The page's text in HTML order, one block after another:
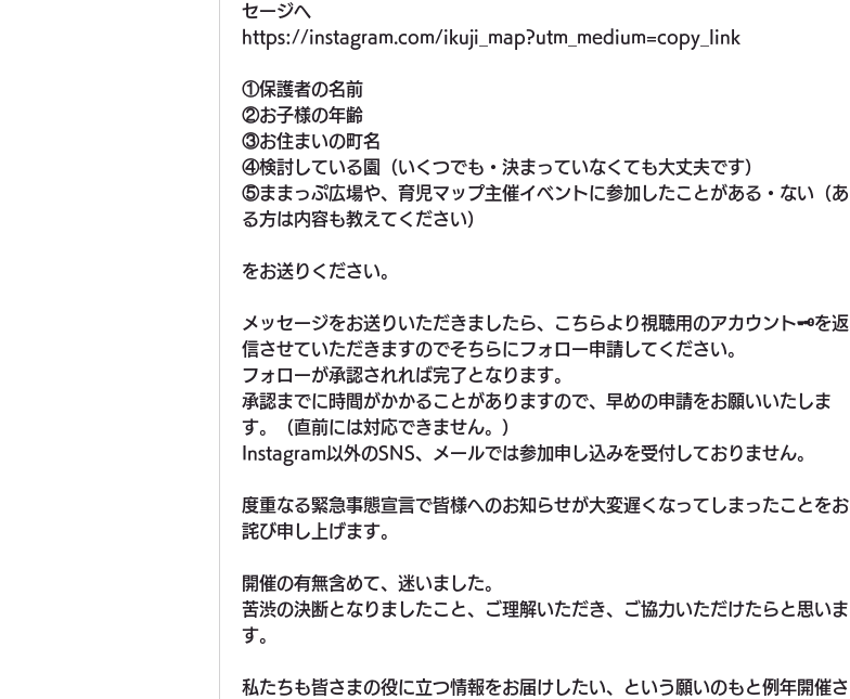
セージへ
https://instagram.com/ikuji_map?utm_medium=copy_link
①保護者の名前
②お子様の年齢
③お住まいの町名
④検討している園（いくつでも・決まっていなくても大丈夫です）
⑤ままっぷ広場や、育児マップ主催イベントに参加したことがある・ない（あ
る方は内容も教えてください）
をお送りください。
メッセージをお送りいただきましたら、こちらより視聴用のアカウント🗝を返
信させていただきますのでそちらにフォロー申請してください。
フォローが承認されれば完了となります。
承認までに時間がかかることがありますので、早めの申請をお願いいたしま
す。（直前には対応できません。）
Instagram以外のSNS、メールでは参加申し込みを受付しておりません。
度重なる緊急事態宣言で皆様へのお知らせが大変遅くなってしまったことをお
詫び申し上げます。
開催の有無含めて、迷いました。
苦渋の決断となりましたこと、ご理解いただき、ご協力いただけたらと思いま
す。
私たちも皆さまの役に立つ情報をお届けしたい、という願いのもと例年開催さ